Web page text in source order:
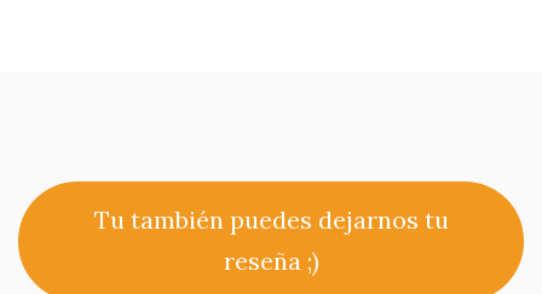
Tu también puedes dejarnos tu
reseña ;)